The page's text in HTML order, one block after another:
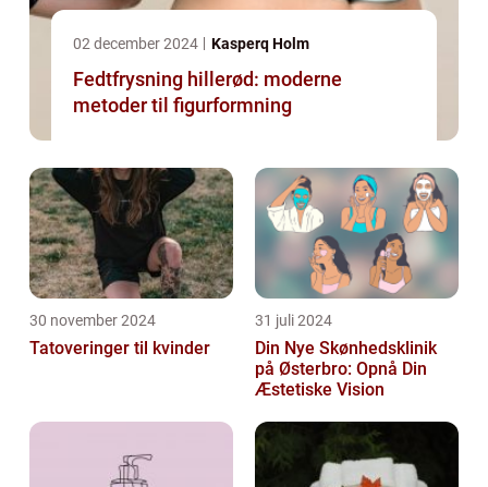
02 december 2024 Kasperq Holm
Fedtfrysning hillerød: moderne
metoder til figurformning
30 november 2024
Tatoveringer til kvinder
31 juli 2024
Din Nye Skønhedsklinik
på Østerbro: Opnå Din
Æstetiske Vision